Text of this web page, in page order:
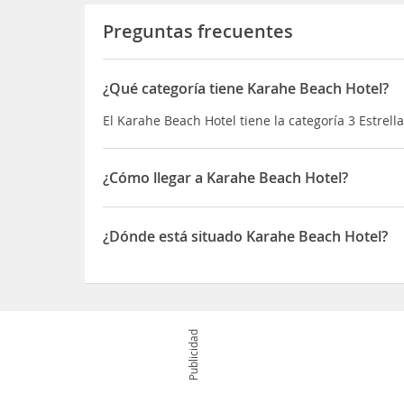
Preguntas frecuentes
¿Qué categoría tiene Karahe Beach Hotel?
El Karahe Beach Hotel tiene la categoría 3
¿Cómo llegar a Karahe Beach Hotel?
Si decides alojarte en Karahe Beach Hotel de
Parque Nacional Manuel Antonio y Playa
1,3 km de Playa Espadilla Sur
¿Dónde está situado Karahe Beach Hotel?
Publicidad